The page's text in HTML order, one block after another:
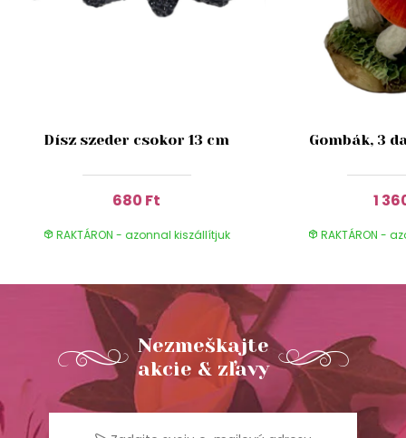
Dísz szeder csokor 13 cm
680 Ft
RAKTÁRON - azonnal kiszállítjuk
Gombák, 3
1
RAKTÁRON -
Nezmeškajte
akcie & zľavy